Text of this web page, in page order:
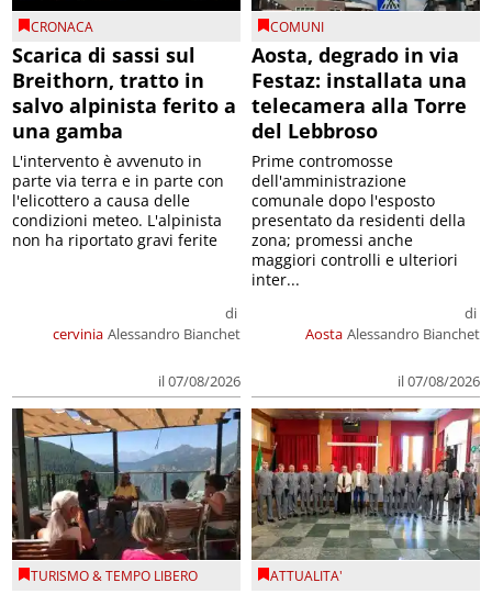
CRONACA
Scarica di sassi sul
Breithorn, tratto in
salvo alpinista ferito a
una gamba
cervinia
di
Alessandro Bianchet
il 07/08/2026
L'intervento è avvenuto in
parte via terra e in parte con
l'elicottero a causa delle
condizioni meteo. L'alpinista
non ha riportato gravi ferite
COMUNI
Aosta, degrado in via
Festaz: installata una
telecamera alla Torre
del Lebbroso
Aosta
di
Alessandro Bianchet
il 07/08/2026
Prime contromosse
dell'amministrazione
comunale dopo l'esposto
presentato da residenti della
zona; promessi anche
maggiori controlli e ulteriori
inter...
TURISMO & TEMPO LIBERO ATTUALITA'